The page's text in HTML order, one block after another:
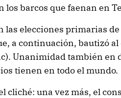
los barcos que faenan en
las elecciones primarias de
a continuación, bautizó
Unanimidad también en
tienen en todo el mundo.
cliché: una vez más, el